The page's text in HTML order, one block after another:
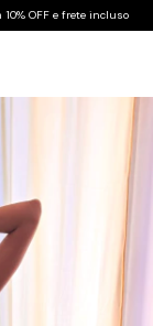
OFF e frete incluso